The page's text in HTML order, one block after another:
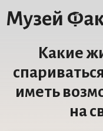
Какие
иметь
на